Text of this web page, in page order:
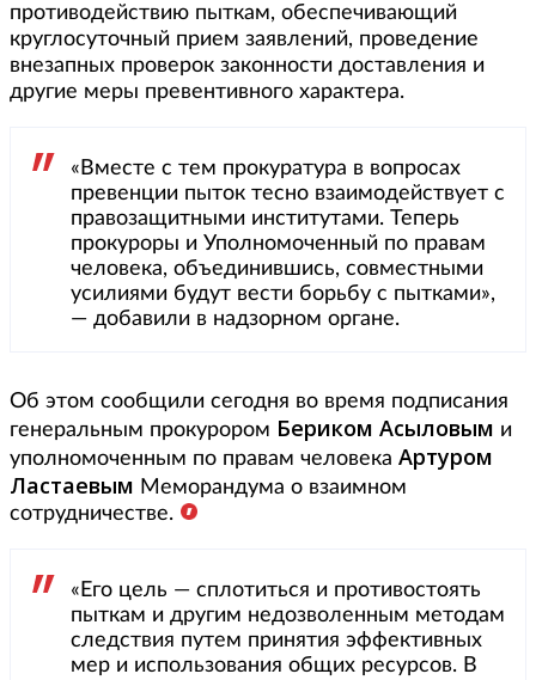
противодействию пыткам, обеспечивающий
круглосуточный прием заявлений, проведение
внезапных проверок законности доставления и
другие меры превентивного характера.
«Вместе с тем прокуратура в вопросах
превенции пыток тесно взаимодействует с
правозащитными институтами. Теперь
прокуроры и Уполномоченный по правам
человека, объединившись, совместными
усилиями будут вести борьбу с пытками»,
— добавили в надзорном органе.
Об этом сообщили сегодня во время подписания
генеральным прокурором Бериком Асыловым и
уполномоченным по правам человека Артуром
Ластаевым Меморандума о взаимном
сотрудничестве.
«Его цель — сплотиться и противостоять
пыткам и другим недозволенным методам
следствия путем принятия эффективных
мер и использования общих ресурсов. В